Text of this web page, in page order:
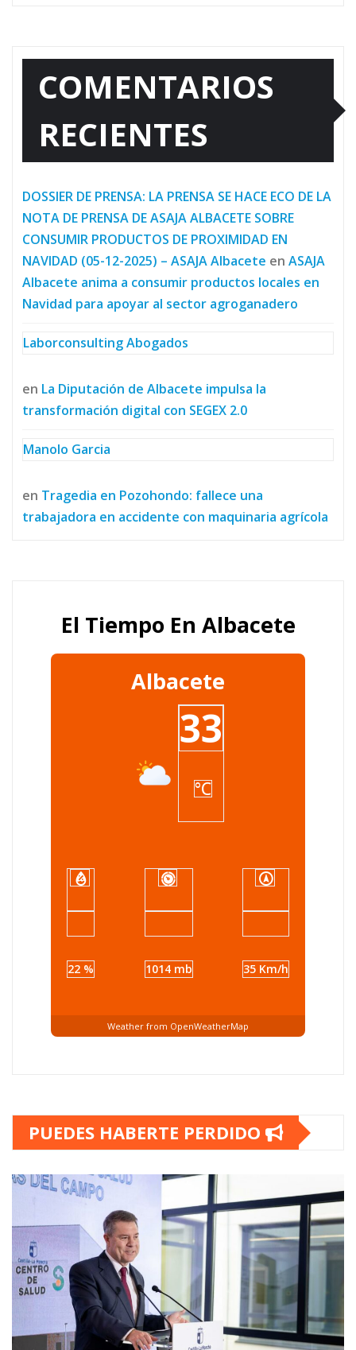
COMENTARIOS
RECIENTES
DOSSIER DE PRENSA: LA PRENSA SE HACE ECO DE LA
NOTA DE PRENSA DE ASAJA ALBACETE SOBRE
CONSUMIR PRODUCTOS DE PROXIMIDAD EN
NAVIDAD (05-12-2025) – ASAJA Albacete en ASAJA
Albacete anima a consumir productos locales en
Navidad para apoyar al sector agroganadero
Laborconsulting Abogados
en La Diputación de Albacete impulsa la
transformación digital con SEGEX 2.0
Manolo Garcia
en Tragedia en Pozohondo: fallece una
trabajadora en accidente con maquinaria agrícola
El Tiempo En Albacete
Albacete
33
°C
22 % 1014 mb 35 Km/h
Weather from OpenWeatherMap
PUEDES HABERTE PERDIDO